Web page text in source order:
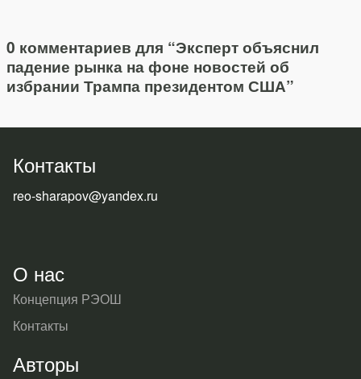
0 комментариев для “Эксперт объяснил
падение рынка на фоне новостей об
избрании Трампа президентом США”
Контакты
reo-sharapov@yandex.ru
О нас
Концепция РЭОШ
Контакты
Авторы